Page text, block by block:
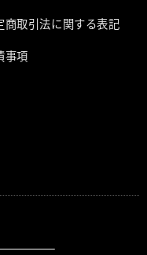
商取引法に関する表記
事項